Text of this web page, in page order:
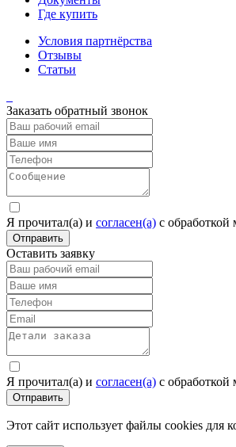
Где купить
Условия партнёрства
Отзывы
Статьи
Заказать обратный звонок
Я прочитал(а) и согласен(а) c обработкой
Отправить
Оставить заявку
Я прочитал(а) и согласен(а) c обработкой
Отправить
Этот сайт использует файлы cookies для